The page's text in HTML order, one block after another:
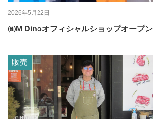
2026年5月22日
㈱M Dinoオフィシャルショップオープン
販売